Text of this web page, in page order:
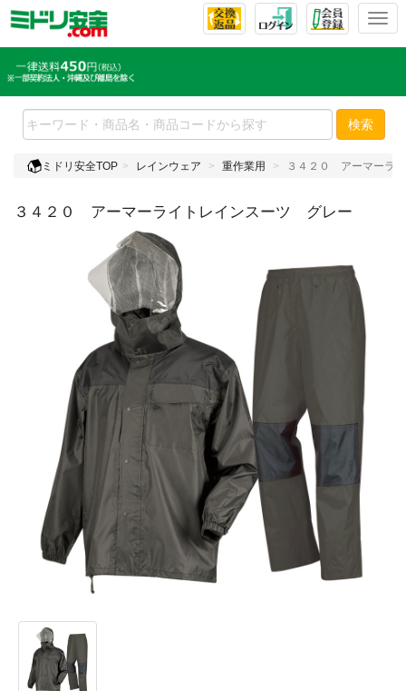
T
l
e
n
検索
ミドリ安全TOP レインウェア 重作業用 ３４２０ アーマーラ
３４２０ アーマーライトレインスーツ グレー